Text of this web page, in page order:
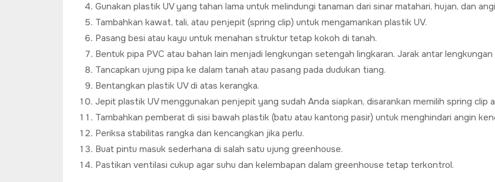
Gunakan plastik UV yang tahan lama untuk melindungi tanaman dari sinar matahari, hujan, dan
Tambahkan kawat, tali, atau penjepit (spring clip) untuk mengamankan plastik UV.
Pasang besi atau kayu untuk menahan struktur tetap kokoh di tanah.
Bentuk pipa PVC atau bahan lain menjadi lengkungan setengah lingkaran. Jarak antar
Tancapkan ujung pipa ke dalam tanah atau pasang pada dudukan tiang.
Bentangkan plastik UV di atas kerangka.
Jepit plastik UV menggunakan penjepit yang sudah Anda siapkan, disarankan memilih spring clip
Tambahkan pemberat di sisi bawah plastik (batu atau kantong pasir) untuk menghindari angin
Periksa stabilitas rangka dan kencangkan jika perlu.
Buat pintu masuk sederhana di salah satu ujung greenhouse.
Pastikan ventilasi cukup agar suhu dan kelembapan dalam greenhouse tetap terkontrol.